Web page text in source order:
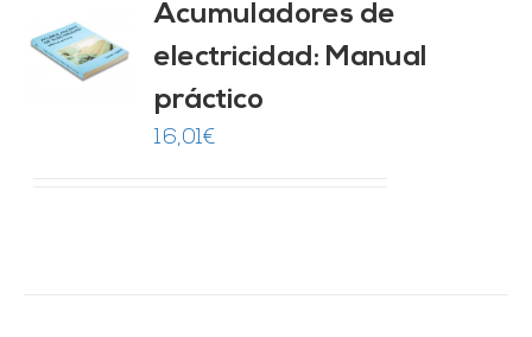
Acumuladores de
electricidad: Manual
práctico
16,01€